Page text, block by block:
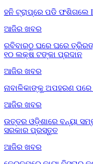
ହନି ଟ୍ରାପ୍‌ରେ ପଡି ଫଶିଗଲେ
ଆଜିର ଖବର
ରବିବାରଠୁ ଘରେ ଘରେ
୧୦ ଲକ୍ଷ ଟଙ୍କା ପ୍ରଦାନ
ଆଜିର ଖବର
ନାବାଳିକାଙ୍କୁ ଅପହରଣ
ଆଜିର ଖବର
ଉତ୍ତର ଓଡ଼ିଶାରେ ବନ୍ୟା
ସରକାର ପ୍ରସ୍ତୁତ
ଆଜିର ଖବର